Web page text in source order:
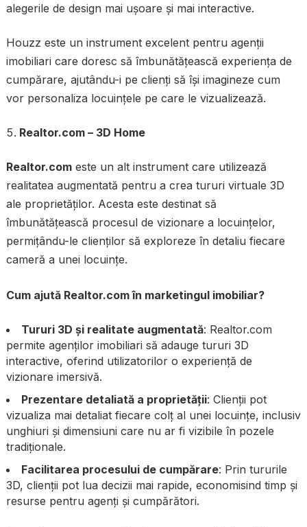
alegerile de design mai ușoare și mai interactive.
Houzz este un instrument excelent pentru agenții
imobiliari care doresc să îmbunătățească experiența de
cumpărare, ajutându-i pe clienți să își imagineze cum
vor personaliza locuințele pe care le vizualizează.
Realtor.com – 3D Home
Realtor.comeste un alt instrument care utilizează
realitatea augmentată pentru a crea tururi virtuale 3D
ale proprietăților. Acesta este destinat să
îmbunătățească procesul de vizionare a locuințelor,
permițându-le clienților să exploreze în detaliu fiecare
cameră a unei locuințe.
Cum ajută Realtor.com în marketingul imobiliar?
Tururi 3D și realitate augmentată: Realtor.com
permite agenților imobiliari să adauge tururi 3D
interactive, oferind utilizatorilor o experiență de
vizionare imersivă.
Prezentare detaliată a proprietății: Clienții pot
vizualiza mai detaliat fiecare colț al unei locuințe, inclusiv
unghiuri și dimensiuni care nu ar fi vizibile în pozele
tradiționale.
Facilitarea procesului de cumpărare: Prin tururile
3D, clienții pot lua decizii mai rapide, economisind timp și
resurse pentru agenți și cumpărători.